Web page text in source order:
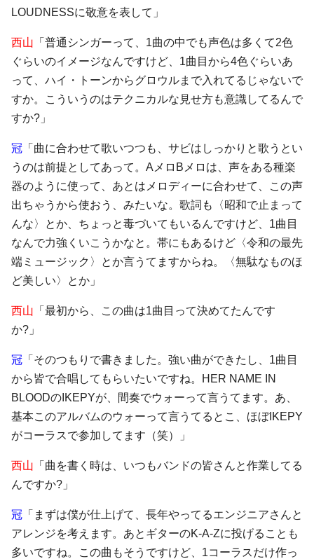
LOUDNESSに敬意を表して」
西山 「普通シンガーって、1曲の中でも声色は多くて2色
ぐらいのイメージなんですけど、1曲目から4色ぐらいあ
って、ハイ・トーンからグロウルまで入れてるじゃないで
すか。こういうのはテクニカルな見せ方も意識してるんで
すか?」
冠 「曲に合わせて歌いつつも、サビはしっかりと歌うとい
うのは前提としてあって。AメロBメロは、声をある種楽
器のように使って、あとはメロディーに合わせて、この声
出ちゃうから使おう、みたいな。歌詞も〈昭和で止まって
んな〉とか、ちょっと毒づいてもいるんですけど、1曲目
なんで力強くいこうかなと。帯にもあるけど〈令和の最先
端ミュージック〉とか言うてますからね。〈無駄なものほ
ど美しい〉とか」
西山 「最初から、この曲は1曲目って決めてたんです
か?」
冠 「そのつもりで書きました。強い曲ができたし、1曲目
から皆で合唱してもらいたいですね。HER NAME IN
BLOODのIKEPYが、間奏でウォーって言うてます。あ、
基本このアルバムのウォーって言うてるとこ、ほぼIKEPY
がコーラスで参加してます（笑）」
西山 「曲を書く時は、いつもバンドの皆さんと作業してる
んですか?」
冠 「まずは僕が仕上げて、長年やってるエンジニアさんと
アレンジを考えます。あとギターのK-A-Zに投げることも
多いですね。この曲もそうですけど、1コーラスだけ作っ